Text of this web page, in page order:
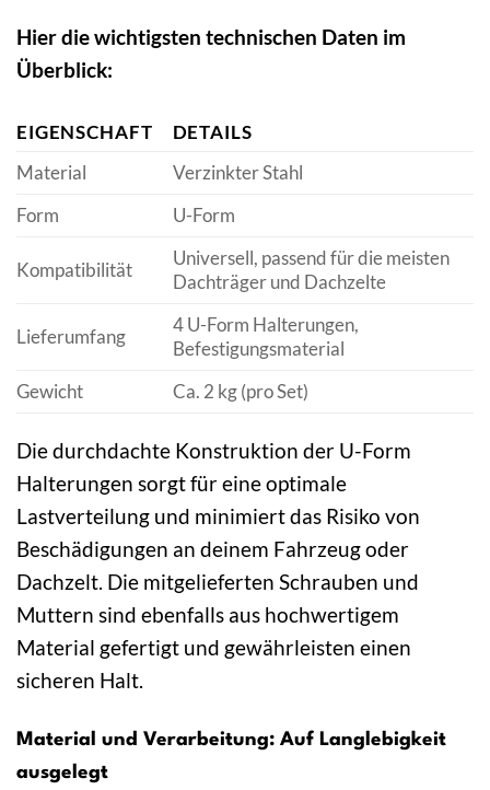
Hier die wichtigsten technischen Daten im
Überblick:
EIGENSCHAFT
DETAILS
Material
Verzinkter Stahl
Form
U-Form
Kompatibilität
Universell, passend für die meisten
Dachträger und Dachzelte
Lieferumfang
4 U-Form Halterungen,
Befestigungsmaterial
Gewicht
Ca. 2 kg (pro Set)
Die durchdachte Konstruktion der U-Form
Halterungen sorgt für eine optimale
Lastverteilung und minimiert das Risiko von
Beschädigungen an deinem Fahrzeug oder
Dachzelt. Die mitgelieferten Schrauben und
Muttern sind ebenfalls aus hochwertigem
Material gefertigt und gewährleisten einen
sicheren Halt.
Material und Verarbeitung: Auf Langlebigkeit
ausgelegt